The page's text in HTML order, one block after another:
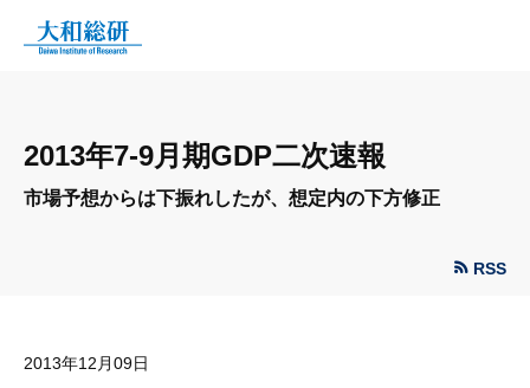
2013年7-9月期GDP二次速報
市場予想からは下振れしたが、想定内の下方修正
RSS
2013年12月09日